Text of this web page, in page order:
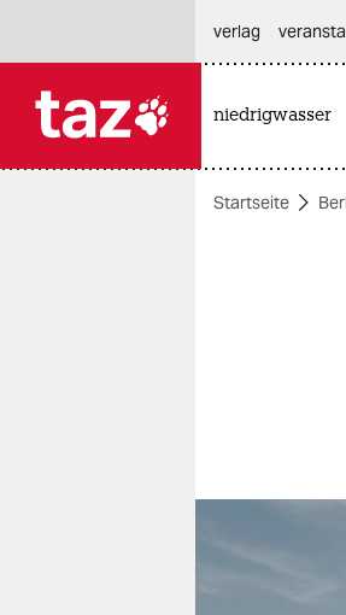
themen
berlin
verlag
niedrigwasser
Startseite